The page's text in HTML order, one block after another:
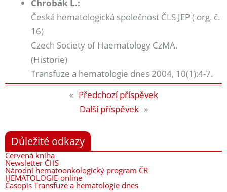
Chrobák L.:
Česká hematologická společnost ČLS JEP ( org. č.
16)
Czech Society of Haematology CzMA.
(Historie)
Transfuze a hematologie dnes 2004, 10(1):4-7.
« Předchozí příspěvek
Další příspěvek »
Důležité odkazy
Červená kniha
Newsletter ČHS
Národní hematoonkologický program ČR
HEMATOLOGIE-online
Časopis Transfuze a hematologie dnes